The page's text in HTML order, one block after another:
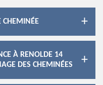
CHEMINÉE
À RENOLDE 14
DES CHEMINÉES